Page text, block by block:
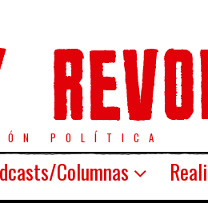
POLÍTICA
Columnas